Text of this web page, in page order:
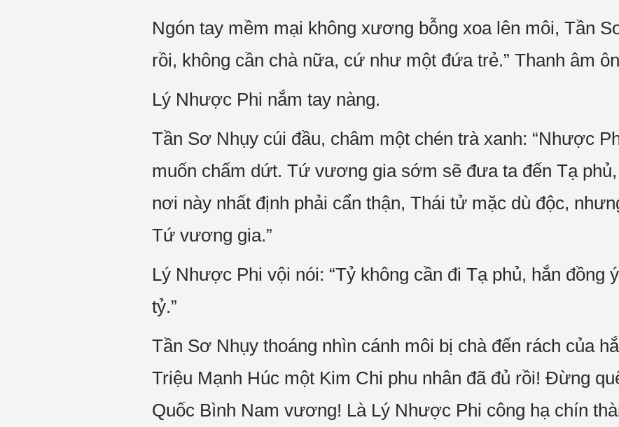
Ngón tay mềm mại không xương bỗng xoa lên môi, Tần
rồi, không cần chà nữa, cứ như một đứa trẻ.” Thanh âm
Lý Nhược Phi nắm tay nàng.
Tần Sơ Nhụy cúi đầu, châm một chén trà xanh: “Nhược
muốn chấm dứt. Tứ vương gia sớm sẽ đưa ta đến Tạ
nơi này nhất định phải cẩn thận, Thái tử mặc dù độc,
Tứ vương gia.”
Lý Nhược Phi vội nói: “Tỷ không cần đi Tạ phủ, hắn đồng
tỷ.”
Tần Sơ Nhụy thoáng nhìn cánh môi bị chà đến rách của
Triệu Mạnh Húc một Kim Chi phu nhân đã đủ rồi! Đừng
Quốc Bình Nam vương! Là Lý Nhược Phi công hạ chín